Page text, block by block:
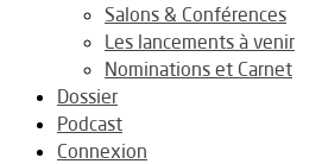
Salons & Conférences
Les lancements à venir
Nominations et Carnet
Dossier
Podcast
Connexion